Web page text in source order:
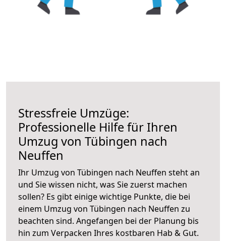
Stressfreie Umzüge:
Professionelle Hilfe für Ihren
Umzug von Tübingen nach
Neuffen
Ihr Umzug von Tübingen nach Neuffen steht an
und Sie wissen nicht, was Sie zuerst machen
sollen? Es gibt einige wichtige Punkte, die bei
einem Umzug von Tübingen nach Neuffen zu
beachten sind. Angefangen bei der Planung bis
hin zum Verpacken Ihres kostbaren Hab & Gut.